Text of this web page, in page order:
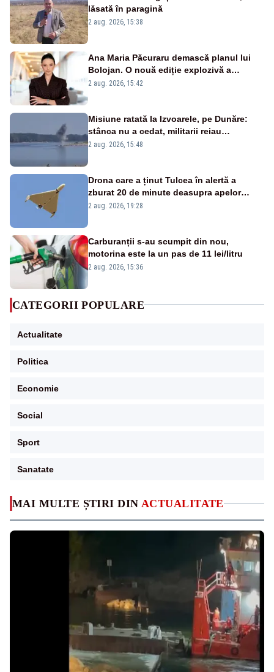
MAI MULTE ȘTIRI DIN ACTUALITATE
lăsată în paragină
2 aug. 2026, 15:38
Ana Maria Păcuraru demască planul lui
Bolojan. O nouă ediție explozivă a
emisiunii „Miza Zilei” la Realitatea PLUS
2 aug. 2026, 15:42
Misiune ratată la Izvoarele, pe Dunăre:
stânca nu a cedat, militarii reiau
detonările luni – VIDEO
2 aug. 2026, 15:48
Drona care a ținut Tulcea în alertă a
zburat 20 de minute deasupra apelor
României. Au fost ridicate două F-16
2 aug. 2026, 19:28
Carburanții s-au scumpit din nou,
motorina este la un pas de 11 lei/litru
2 aug. 2026, 15:36
CATEGORII POPULARE
Actualitate
Politica
Economie
Social
Sport
Sanatate